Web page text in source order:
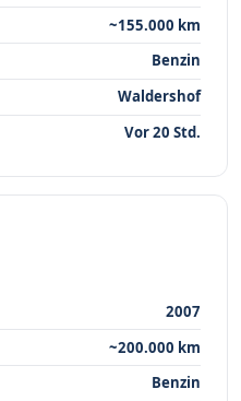
~155.000 km
Benzin
Waldershof
Vor 20 Std.
2007
~200.000 km
Benzin